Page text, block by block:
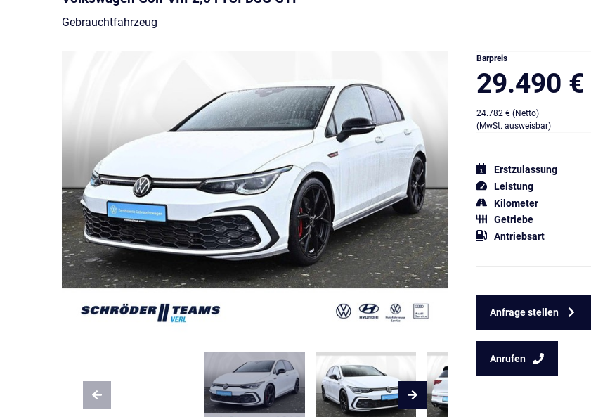
Gebrauchtfahrzeug
Barpreis
29.490 €
24.782 € (Netto)
(MwSt. ausweisbar)
Erstzulassung
Leistung
Kilometer
Getriebe
Antriebsart
Anfrage stellen
Anrufen